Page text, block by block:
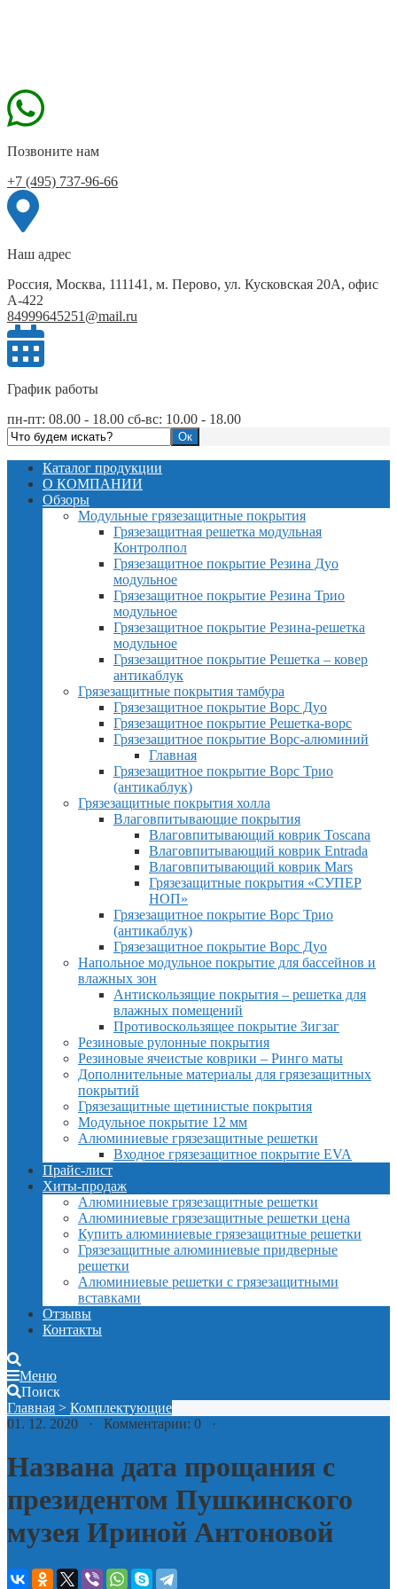
Позвоните нам
+7 (495) 737-96-66
Наш адрес
Россия, Москва, 111141, м. Перово, ул. Кусковская 20А, офис
А-422
84999645251@mail.ru
График работы
пн-пт: 08.00 - 18.00 сб-вс: 10.00 - 18.00
Каталог продукции
О КОМПАНИИ
Обзоры
Модульные грязезащитные покрытия
Грязезащитная решетка модульная
Контролпол
Грязезащитное покрытие Резина Дуо
модульное
Грязезащитное покрытие Резина Трио
модульное
Грязезащитное покрытие Резина-решетка
модульное
Грязезащитное покрытие Решетка – ковер
антикаблук
Грязезащитные покрытия тамбура
Грязезащитное покрытие Ворс Дуо
Грязезащитное покрытие Решетка-ворс
Грязезащитное покрытие Ворс-алюминий
Главная
Грязезащитное покрытие Ворс Трио
(антикаблук)
Грязезащитные покрытия холла
Влаговпитывающие покрытия
Влаговпитывающий коврик Toscana
Влаговпитывающий коврик Entrada
Влаговпитывающий коврик Mars
Грязезащитные покрытия «СУПЕР
НОП»
Грязезащитное покрытие Ворс Трио
(антикаблук)
Грязезащитное покрытие Ворс Дуо
Напольное модульное покрытие для бассейнов и
влажных зон
Антискользящие покрытия – решетка для
влажных помещений
Противоскользящее покрытие Зигзаг
Резиновые рулонные покрытия
Резиновые ячеистые коврики – Ринго маты
Дополнительные материалы для грязезащитных
покрытий
Грязезащитные щетинистые покрытия
Модульное покрытие 12 мм
Алюминиевые грязезащитные решетки
Входное грязезащитное покрытие EVA
Прайс-лист
Хиты-продаж
Алюминиевые грязезащитные решетки
Алюминиевые грязезащитные решетки цена
Купить алюминиевые грязезащитные решетки
Грязезащитные алюминиевые придверные
решетки
Алюминиевые решетки с грязезащитными
вставками
Отзывы
Контакты
Меню
Поиск
Главная > Комплектующие
01. 12. 2020 · Комментарии: 0 ·
Названа дата прощания с
президентом Пушкинского
музея Ириной Антоновой